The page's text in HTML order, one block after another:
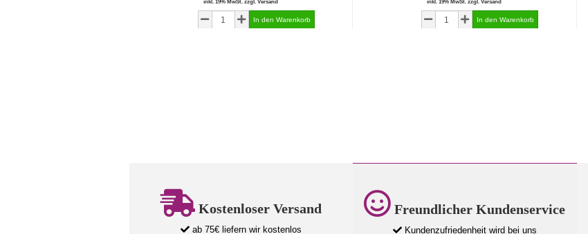
inkl. 19% MwSt. zzgl. Versand inkl. 19% MwSt. zzgl. Versand
Kostenloser Versand
ab 75€ liefern wir kostenlos
Freundlicher Kundenservice
Kundenzufriedenheit wird bei uns